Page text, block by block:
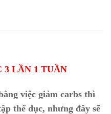
3 LẦN 1 TUẦN
việc giảm carbs thì
thể dục, nhưng đây sẽ